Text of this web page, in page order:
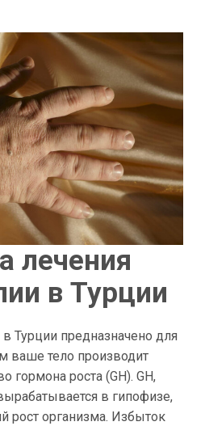
лечения
в Турции
Турции предназначено для
ваше тело производит
гормона роста (GH). GH,
в гипофизе,
рост организма. Избыток